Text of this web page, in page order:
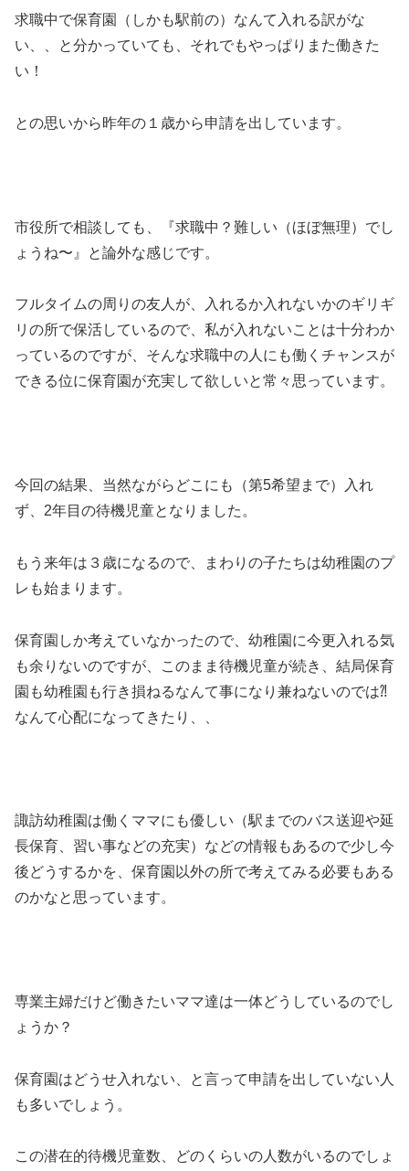
求職中で保育園（しかも駅前の）なんて入れる訳がな
い、、と分かっていても、それでもやっぱりまた働きた
い！
との思いから昨年の１歳から申請を出しています。
市役所で相談しても、『求職中？難しい（ほぼ無理）でし
ょうね〜』と論外な感じです。
フルタイムの周りの友人が、入れるか入れないかのギリギ
リの所で保活しているので、私が入れないことは十分わか
っているのですが、そんな求職中の人にも働くチャンスが
できる位に保育園が充実して欲しいと常々思っています。
今回の結果、当然ながらどこにも（第5希望まで）入れ
ず、2年目の待機児童となりました。
もう来年は３歳になるので、まわりの子たちは幼稚園のプ
レも始まります。
保育園しか考えていなかったので、幼稚園に今更入れる気
も余りないのですが、このまま待機児童が続き、結局保育
園も幼稚園も行き損ねるなんて事になり兼ねないのでは⁈
なんて心配になってきたり、、
諏訪幼稚園は働くママにも優しい（駅までのバス送迎や延
長保育、習い事などの充実）などの情報もあるので少し今
後どうするかを、保育園以外の所で考えてみる必要もある
のかなと思っています。
専業主婦だけど働きたいママ達は一体どうしているのでし
ょうか？
保育園はどうせ入れない、と言って申請を出していない人
も多いでしょう。
この潜在的待機児童数、どのくらいの人数がいるのでしょ